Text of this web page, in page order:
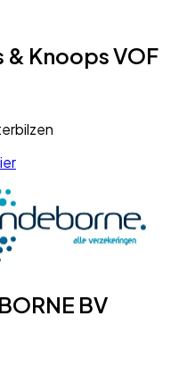
& Knoops VOF
BV